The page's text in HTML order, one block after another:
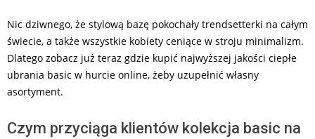
Nic dziwnego, że stylową bazę pokochały trendsetterki na całym
świecie, a także wszystkie kobiety ceniące w stroju minimalizm.
Dlatego zobacz już teraz gdzie kupić najwyższej jakości ciepłe
ubrania basic w hurcie online, żeby uzupełnić własny
asortyment.
Czym przyciąga klientów kolekcja basic na